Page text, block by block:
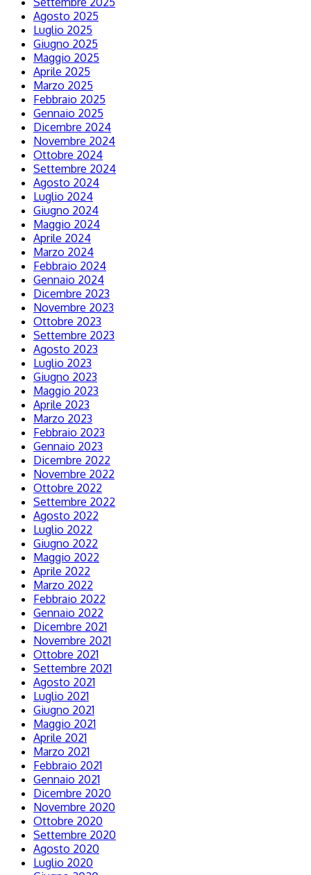
Agosto 2025
Luglio 2025
Giugno 2025
Maggio 2025
Aprile 2025
Marzo 2025
Febbraio 2025
Gennaio 2025
Dicembre 2024
Novembre 2024
Ottobre 2024
Settembre 2024
Agosto 2024
Luglio 2024
Giugno 2024
Maggio 2024
Aprile 2024
Marzo 2024
Febbraio 2024
Gennaio 2024
Dicembre 2023
Novembre 2023
Ottobre 2023
Settembre 2023
Agosto 2023
Luglio 2023
Giugno 2023
Maggio 2023
Aprile 2023
Marzo 2023
Febbraio 2023
Gennaio 2023
Dicembre 2022
Novembre 2022
Ottobre 2022
Settembre 2022
Agosto 2022
Luglio 2022
Giugno 2022
Maggio 2022
Aprile 2022
Marzo 2022
Febbraio 2022
Gennaio 2022
Dicembre 2021
Novembre 2021
Ottobre 2021
Settembre 2021
Agosto 2021
Luglio 2021
Giugno 2021
Maggio 2021
Aprile 2021
Marzo 2021
Febbraio 2021
Gennaio 2021
Dicembre 2020
Novembre 2020
Ottobre 2020
Settembre 2020
Agosto 2020
Luglio 2020